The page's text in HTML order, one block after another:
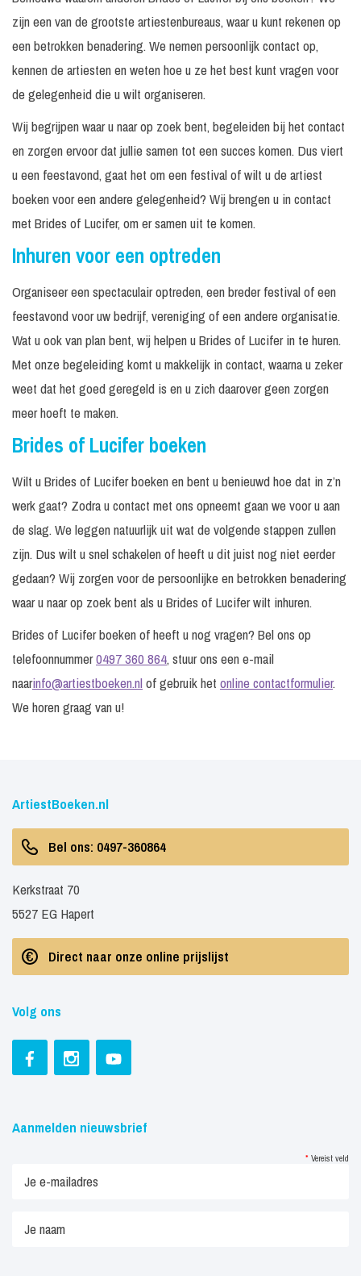
zijn een van de grootste artiestenbureaus, waar u kunt rekenen op
een betrokken benadering. We nemen persoonlijk contact op,
kennen de artiesten en weten hoe u ze het best kunt vragen voor
de gelegenheid die u wilt organiseren.
Wij begrijpen waar u naar op zoek bent, begeleiden bij het contact
en zorgen ervoor dat jullie samen tot een succes komen. Dus viert
u een feestavond, gaat het om een festival of wilt u de artiest
boeken voor een andere gelegenheid? Wij brengen u in contact
met Brides of Lucifer, om er samen uit te komen.
Inhuren voor een optreden
Organiseer een spectaculair optreden, een breder festival of een
feestavond voor uw bedrijf, vereniging of een andere organisatie.
Wat u ook van plan bent, wij helpen u Brides of Lucifer in te huren.
Met onze begeleiding komt u makkelijk in contact, waarna u zeker
weet dat het goed geregeld is en u zich daarover geen zorgen
meer hoeft te maken.
Brides of Lucifer boeken
Wilt u Brides of Lucifer boeken en bent u benieuwd hoe dat in z’n
werk gaat? Zodra u contact met ons opneemt gaan we voor u aan
de slag. We leggen natuurlijk uit wat de volgende stappen zullen
zijn. Dus wilt u snel schakelen of heeft u dit juist nog niet eerder
gedaan? Wij zorgen voor de persoonlijke en betrokken benadering
waar u naar op zoek bent als u Brides of Lucifer wilt inhuren.
Brides of Lucifer boeken of heeft u nog vragen? Bel ons op
telefoonnummer0497 360 864, stuur ons een e-mail
naarinfo@artiestboeken.nlof gebruik het online contactformulier.
We horen graag van u!
ArtiestBoeken.nl
Bel ons: 0497-360864
Kerkstraat 70
5527 EG Hapert
Direct naar onze online prijslijst
Volg ons
Aanmelden nieuwsbrief
* Vereist veld